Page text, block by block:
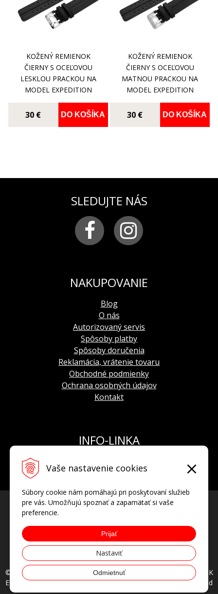
Vaše nastavenie cookies
Súbory cookie nám pomáhajú pri poskytovaní služieb
pre vás. Umožňujú spoznať a zapamätať si vaše
preferencie.
Prijať
Nastaviť
Odmietnuť
KOŽENÝ REMIENOK
ČIERNY S OCEĽOVOU
LESKLOU PRACKOU NA
MODEL EXPEDITION
COMPACT
30 € DO KOŠÍKA
KOŽENÝ REMIENOK
ČIERNY S OCEĽOVOU
MATNOU PRACKOU NA
MODEL EXPEDITION
COMPACT
30 € DO KOŠÍKA
SLEDUJTE NÁS
NAKUPOVANIE
Blog
O nás
Autorizovaný servis
Spôsoby platby
Spôsoby doručenia
Reklamácia, vrátenie tovaru
Obchodné podmienky
Ochrana osobných údajov
Kontakt
INFO-LINKA
E-mail:info@hodinkyvostok.sk
© 2026 HODINKYVOSTOK.SK oficiálny predajca hodiniek VOSTOK
EUROPE, AVIATOR, POLJOT INTERNATIONAL • all rights reserved